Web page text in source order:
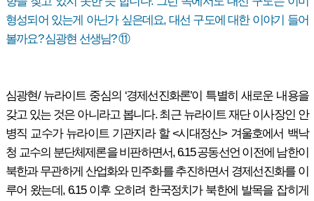
형성되어 있는게 아닌가 싶은데요, 대선 구도에 대한 이야기 들어
볼까요? 심광현 선생님? ⑪
심광현/ 뉴라이트 중심의 ‘경제선진화론’이 특별히 새로운 내용을
갖고 있는 것은 아니라고 봅니다. 최근 뉴라이트 재단 이사장인 안
병직 교수가 뉴라이트 기관지라 할 <시대정신> 겨울호에서 백낙
청 교수의 분단체제론을 비판하면서, 6.15 공동선언 이전에 남한이
북한과 무관하게 산업화와 민주화를 추진하면서 경제선진화를 이
루어 왔는데, 6.15 이후 오히려 한국정치가 북한에 발목을 잡히게